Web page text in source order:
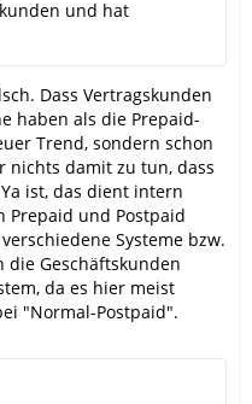
und hat
Dass Vertragskunden
haben als die Prepaid-
Trend, sondern schon
nichts damit zu tun, dass
ist, das dient intern
Prepaid und Postpaid
Systeme bzw.
Geschäftskunden
da es hier meist
"Normal-Postpaid".